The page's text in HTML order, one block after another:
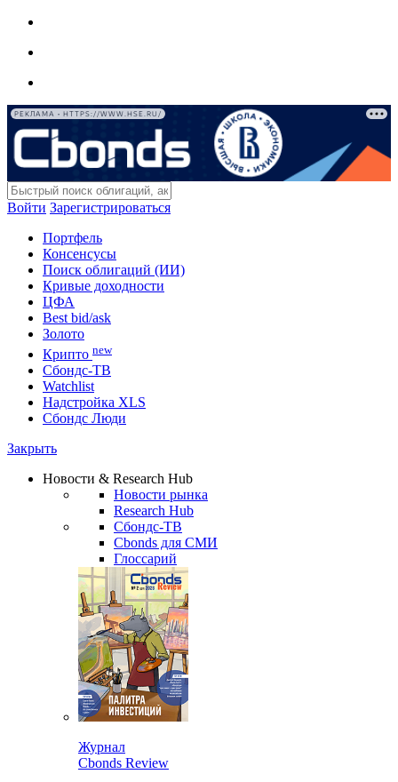
РЕКЛАМА • HTTPS://WWW.HSE.RU/
Войти Зарегистрироваться
Портфель
Консенсусы
Поиск облигаций (ИИ)
Кривые доходности
ЦФА
Best bid/ask
Золото
Крипто new
Сбондс-ТВ
Watchlist
Надстройка XLS
Сбондс Люди
Закрыть
Новости & Research Hub
Новости рынка
Research Hub
Сбондс-ТВ
Cbonds для СМИ
Глоссарий
Журнал
Cbonds Review